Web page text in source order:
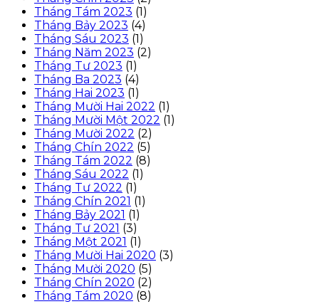
Tháng Tám 2023 (1)
Tháng Bảy 2023 (4)
Tháng Sáu 2023 (1)
Tháng Năm 2023 (2)
Tháng Tư 2023 (1)
Tháng Ba 2023 (4)
Tháng Hai 2023 (1)
Tháng Mười Hai 2022 (1)
Tháng Mười Một 2022 (1)
Tháng Mười 2022 (2)
Tháng Chín 2022 (5)
Tháng Tám 2022 (8)
Tháng Sáu 2022 (1)
Tháng Tư 2022 (1)
Tháng Chín 2021 (1)
Tháng Bảy 2021 (1)
Tháng Tư 2021 (3)
Tháng Một 2021 (1)
Tháng Mười Hai 2020 (3)
Tháng Mười 2020 (5)
Tháng Chín 2020 (2)
Tháng Tám 2020 (8)